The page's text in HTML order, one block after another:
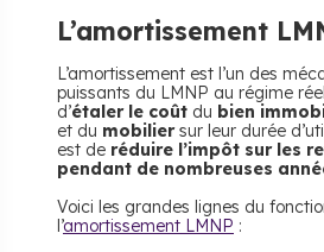
​L’amortissement
L’amortissement est l’un des
puissants du LMNP au régime
d’étaler le coût du bien
et du mobiliersur leur durée
est de réduire l’impôt sur les
pendant de nombreuses
Voici les grandes lignes du
l’amortissement LMNP :